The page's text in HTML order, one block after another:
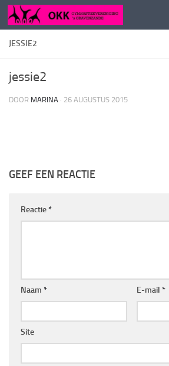
Doorgaan naar inhoud
JESSIE2
jessie2
DOOR MARINA · 26 AUGUSTUS 2015
GEEF EEN REACTIE
Reactie*
Naam * E-mail *
Site